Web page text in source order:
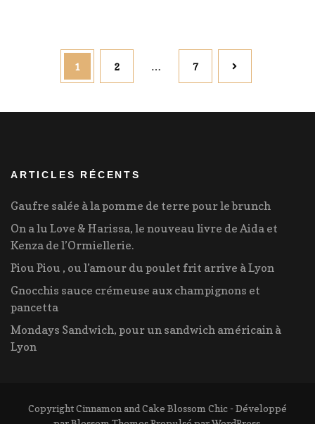
Pagination
Page
1 Page
2 … Page
7
ARTICLES RÉCENTS
Gaufre salée à la pomme de terre pour le brunch
On a lu Love & Harissa, le nouveau livre de Aida et
Kenza de l’Ormiellerie.
Piou Piou , ou l’amour du poulet frit arrive à Lyon
Gnocchis sauce crémeuse aux champignons et
pancetta
Mondays Sandwich, pour un sandwich américain à
Lyon
Copyright Cinnamon and Cake Blossom Chic - Développé